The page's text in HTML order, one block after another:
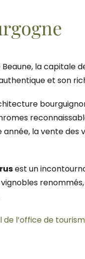
la capitale
et son
la vente des
est un
de l’office de